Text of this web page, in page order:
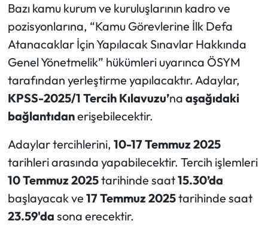
Bazı kamu kurum ve kuruluşlarının kadro ve
pozisyonlarına, “Kamu Görevlerine İlk Defa
Atanacaklar İçin Yapılacak Sınavlar Hakkında
Genel Yönetmelik” hükümleri uyarınca ÖSYM
tarafından yerleştirme yapılacaktır. Adaylar,
KPSS-2025/1 Tercih Kılavuzu’na aşağıdaki
bağlantıdanerişebilecektir.
Adaylar tercihlerini, 10-17 Temmuz 2025
tarihleri arasında yapabilecektir. Tercih işlemleri
10 Temmuz 2025tarihinde saat15.30’da
başlayacak ve 17 Temmuz 2025tarihinde saat
23.59'da sona erecektir.